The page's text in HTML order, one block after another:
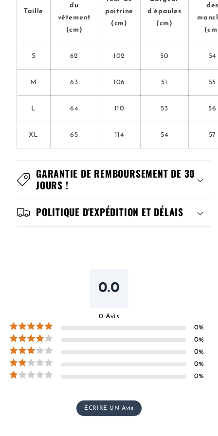
Taille
du
vêtement
(cm)
poitrine
(cm)
d’épaules
(cm)
des
S 62 102 50 54
M 63 106 51 55
L 64 110 53 56
XL 65 114 54 57
GARANTIE DE REMBOURSEMENT DE 30
JOURS !
POLITIQUE D'EXPÉDITION ET DÉLAIS
0.0
0 Avis
0%
0%
0%
0%
0%
ÉCRIRE UN Avis